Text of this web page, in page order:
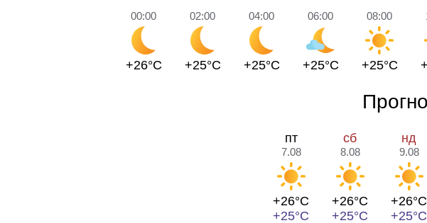
00:00
+26°C
02:00
+25°C
04:00
+25°C
06:00
+25°C
08:00
+25°C
пт
7.08
+26°C
+25°C
сб
8.08
+26°C
+25°C
нд
9.08
+26°C
+25°C